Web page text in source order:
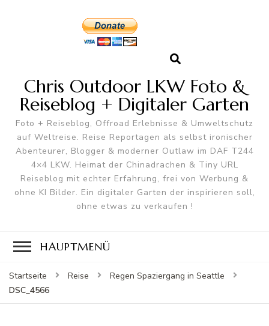
Chris Outdoor LKW Foto &
Reiseblog + Digitaler Garten
Foto + Reiseblog, Offroad Erlebnisse & Umweltschutz
auf Weltreise. Reise Reportagen als selbst ironischer
Abenteurer, Blogger & moderner Outlaw im DAF T244
4×4 LKW. Heimat der Chinadrachen & Tiny URL
Reiseblog mit echter Erfahrung, frei von Werbung &
ohne KI Bilder. Ein digitaler Garten der inspirieren soll,
ohne etwas zu verkaufen !
HAUPTMENÜ
Startseite Reise
Regen Spaziergang in Seattle
DSC_4566